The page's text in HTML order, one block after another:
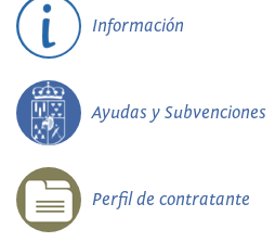
Información
Ayudas y Subvenciones
Perfil de contratante